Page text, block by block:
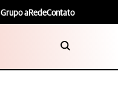
Grupo aRedeContato